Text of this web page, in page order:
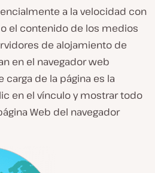
a la velocidad con
el contenido de los medios
de alojamiento de
en el navegador web
de la página es la
en el vínculo y mostrar todo
Web del navegador